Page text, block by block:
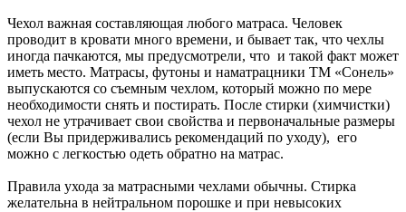
Чехол важная составляющая любого матраса. Человек
проводит в кровати много времени, и бывает так, что чехлы
иногда пачкаются, мы предусмотрели, что и такой факт может
иметь место. Матрасы, футоны и наматрацники ТМ «Сонель»
выпускаются со съемным чехлом, который можно по мере
необходимости снять и постирать. После стирки (химчистки)
чехол не утрачивает свои свойства и первоначальные размеры
(если Вы придерживались рекомендаций по уходу), его
можно с легкостью одеть обратно на матрас.
Правила ухода за матрасными чехлами обычны. Стирка
желательна в нейтральном порошке и при невысоких